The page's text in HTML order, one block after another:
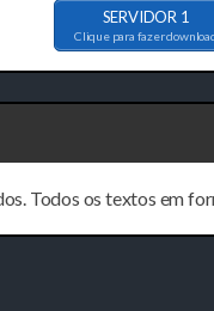
SERVIDOR 1
Clique para fazer
Todos os textos em